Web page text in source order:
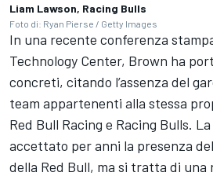
Liam Lawson, Racing Bulls
Foto di: Ryan Pierse / Getty Images
In una recente conferenza
Technology Center, Brown ha
concreti, citando l’assenza del
team appartenenti alla stessa
Red Bull Racing e Racing Bulls.
accettato per anni la presenza
della Red Bull, ma si tratta di una